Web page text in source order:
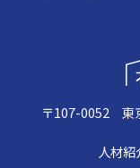
〒107-0052 東
人材